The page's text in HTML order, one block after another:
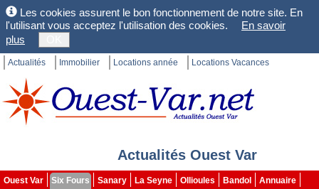
Les cookies assurent le bon fonctionnement de notre site. En
l'utilisant vous acceptez l'utilisation des cookies.
En savoir
plus
Actualités Immobilier Locations année Locations Vacances
Actualités Ouest Var
Ouest Var Six Fours Sanary La Seyne Ollioules Bandol
Annuaire